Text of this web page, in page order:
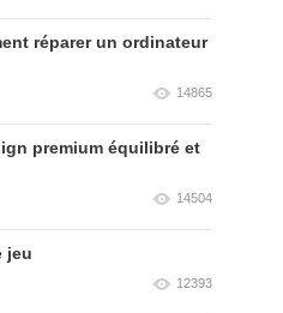
réparer un ordinateur
14865
premium équilibré et
14504
jeu
12393